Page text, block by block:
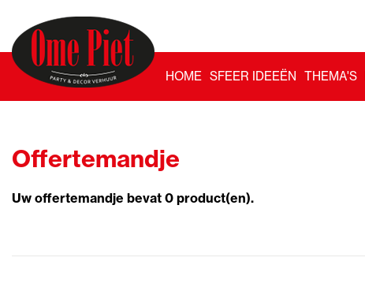
HOME SFEER IDEEËN THEMA'S
Offertemandje
Uw offertemandje bevat 0 product(en).